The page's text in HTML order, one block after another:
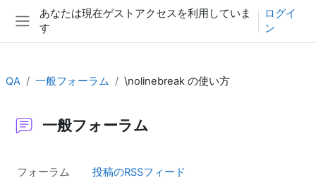
メインコンテンツへスキップする
サイドパネル
あなたは現在ゲストアクセスを利用していま
す
ログイ
ン
QA 一般フォーラム \nolinebreak の使い方
一般フォーラム
フォーラム 投稿のRSSフィード